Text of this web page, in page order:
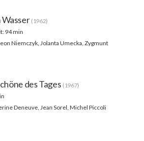
Wasser (1962)
94 min
Niemczyk, Jolanta Umecka, Zygmunt
des Tages (1967)
Deneuve, Jean Sorel, Michel Piccoli